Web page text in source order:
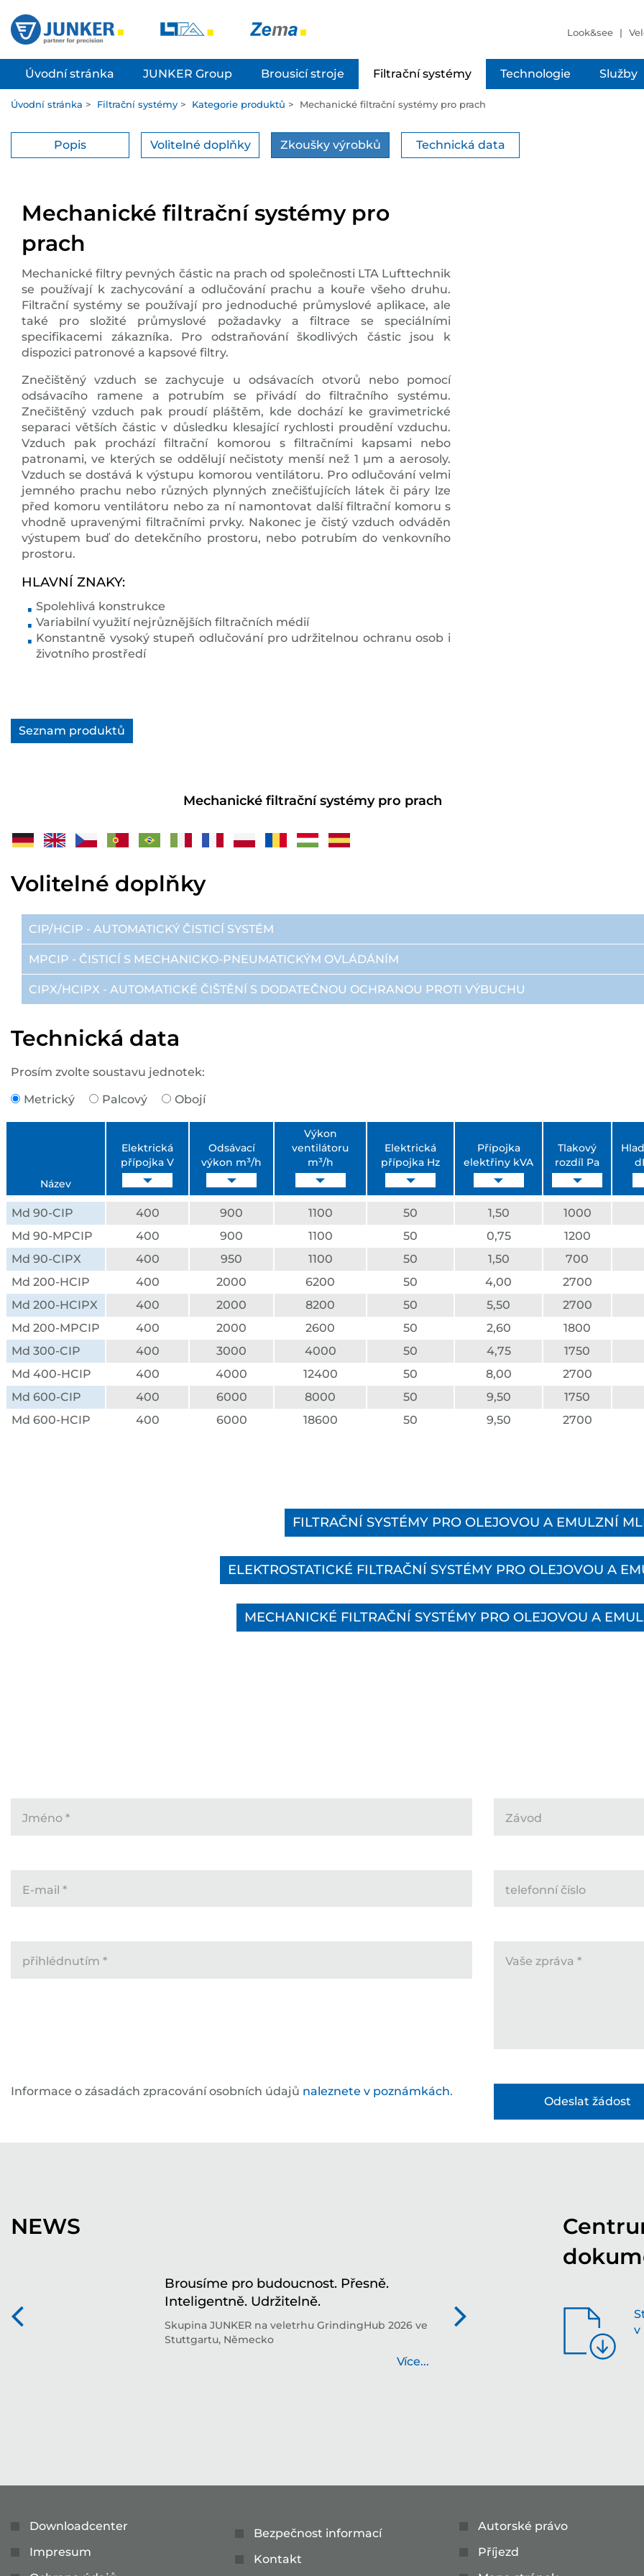
Look&see
Úvodní stránka JUNKER Group Brousicí stroje Filtrační systémy Technologie Služby
Úvodní stránka > Filtrační systémy > Kategorie produktů > Mechanické filtrační systémy pro prach
Popis Volitelné doplňky Zkoušky výrobků Technická data
Mechanické filtrační systémy pro
prach
Mechanické filtry pevných částic na prach od společnosti LTA Lufttechnik
se používají k zachycování a odlučování prachu a kouře všeho druhu.
Filtrační systémy se používají pro jednoduché průmyslové aplikace, ale
také pro složité průmyslové požadavky a filtrace se speciálními
specifikacemi zákazníka. Pro odstraňování škodlivých částic jsou k
dispozici patronové a kapsové filtry.
Znečištěný vzduch se zachycuje u odsávacích otvorů nebo pomocí
odsávacího ramene a potrubím se přivádí do filtračního systému.
Znečištěný vzduch pak proudí pláštěm, kde dochází ke gravimetrické
separaci větších částic v důsledku klesající rychlosti proudění vzduchu.
Vzduch pak prochází filtrační komorou s filtračními kapsami nebo
patronami, ve kterých se oddělují nečistoty menší než 1 μm a aerosoly.
Vzduch se dostává k výstupu komorou ventilátoru. Pro odlučování velmi
jemného prachu nebo různých plynných znečišťujících látek či páry lze
před komoru ventilátoru nebo za ní namontovat další filtrační komoru s
vhodně upravenými filtračními prvky. Nakonec je čistý vzduch odváděn
výstupem buď do detekčního prostoru, nebo potrubím do venkovního
prostoru.
HLAVNÍ ZNAKY:
Spolehlivá konstrukce
Variabilní využití nejrůznějších filtračních médií
Konstantně vysoký stupeň odlučování pro udržitelnou ochranu osob i
životního prostředí
Seznam produktů
Mechanické filtrační systémy pro prach
Volitelné doplňky
CIP/HCIP - AUTOMATICKÝ ČISTICÍ SYSTÉM
MPCIP - ČISTICÍ S MECHANICKO-PNEUMATICKÝM OVLÁDÁNÍM
CIPX/HCIPX - AUTOMATICKÉ ČIŠTĚNÍ S DODATEČNOU OCHRANOU PROTI VÝBUCHU
Technická data
Prosím zvolte soustavu jednotek:
Metrický
Palcový Obojí
Název
Elektrická
přípojka V
Odsávací
výkon m³/h
Výkon
ventilátoru
m³/h
Elektrická
přípojka Hz
Přípojka
elektřiny kVA
Tlakový
rozdíl Pa
Md 90-CIP 400 900 1100 50 1,50 1000
Md 90-MPCIP
400 900 1100 50 0,75 1200
Md 90-CIPX
400 950 1100 50 1,50 700
Md 200-HCIP
400 2000 6200 50 4,00 2700
Md 200-HCIPX
400 2000 8200 50 5,50 2700
Md 200-MPCIP
400 2000 2600 50 2,60 1800
Md 300-CIP
400 3000 4000 50 4,75 1750
Md 400-HCIP
400 4000 12400 50 8,00 2700
Md 600-CIP
400 6000 8000 50 9,50 1750
Md 600-HCIP
400 6000 18600 50 9,50 2700
FILTRAČNÍ SYSTÉMY PRO OLEJOVOU A EMULZNÍ
ELEKTROSTATICKÉ FILTRAČNÍ SYSTÉMY PRO OLEJOVOU A
MECHANICKÉ FILTRAČNÍ SYSTÉMY PRO OLEJOVOU A
Jméno * Závod
E-mail * telefonní číslo
přihlédnutím * Vaše zpráva *
Informace o zásadách zpracování osobních údajů naleznete v poznámkách.
NEWS
Brousíme pro budoucnost. Přesně.
Inteligentně. Udržitelně.
Skupina JUNKER na veletrhu GrindingHub 2026 ve
Stuttgartu, Německo
Více...
v
Downloadcenter
Impresum
Bezpečnost informací
Kontakt
Autorské právo
Příjezd